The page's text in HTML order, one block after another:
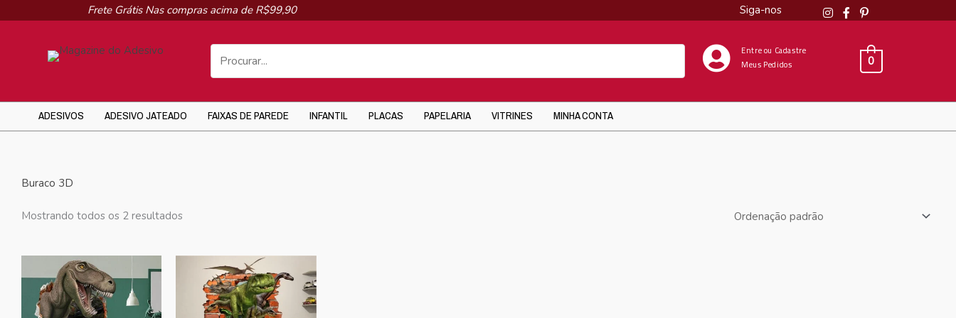
Frete Grátis Nas compras acima de R$99,90 Siga-nos
Entre ou Cadastre
Meus Pedidos
0
ADESIVOS ADESIVO JATEADO FAIXAS DE PAREDE INFANTIL PLACAS PAPELARIA VITRINES MINHA CONTA
Buraco 3D
Mostrando todos os 2 resultados